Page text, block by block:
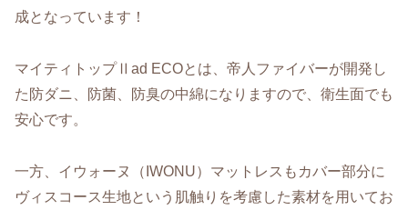
成となっています！
マイティトップⅡad ECOとは、帝人ファイバーが開発し
た防ダニ、防菌、防臭の中綿になりますので、衛生面でも
安心です。
一方、イウォーヌ（IWONU）マットレスもカバー部分に
ヴィスコース生地という肌触りを考慮した素材を用いてお